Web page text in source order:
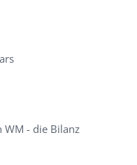
WM - die Bilanz